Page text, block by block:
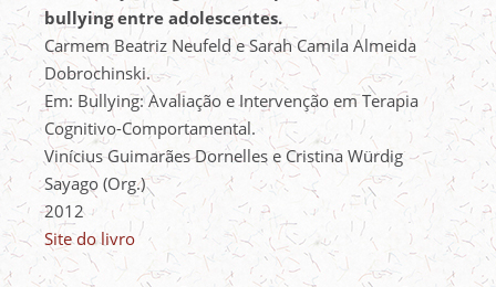
bullying entre adolescentes.
Carmem Beatriz Neufeld e Sarah Camila Almeida
Dobrochinski.
Em: Bullying: Avaliação e Intervenção em Terapia
Cognitivo-Comportamental.
Vinícius Guimarães Dornelles e Cristina Würdig
Sayago (Org.)
2012
Site do livro